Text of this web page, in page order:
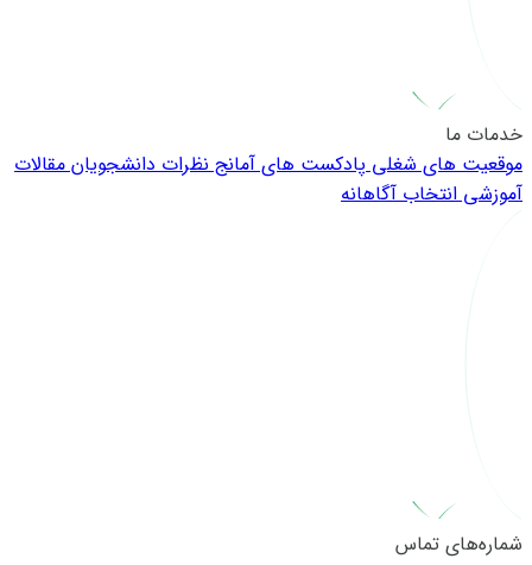
خدمات ما
موقعیت های شغلیپادکست های آمانجنظرات دانشجویانمقالات
آموزشیانتخاب آگاهانه
شماره‌های تماس